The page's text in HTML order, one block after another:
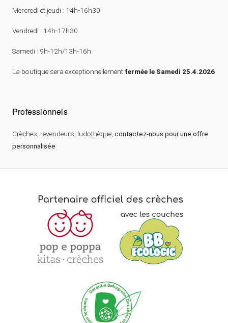
Mercredi et jeudi : 14h-16h30
Vendredi : 14h-17h30
Samedi : 9h-12h/13h-16h
La boutique sera exceptionnellement fermée le Samedi 25.4.2026
Professionnels
Crèches, revendeurs, ludothèque, contactez-nous pour une offre
personnalisée